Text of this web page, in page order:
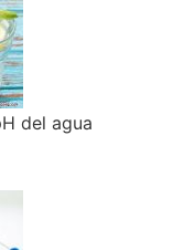
del agua